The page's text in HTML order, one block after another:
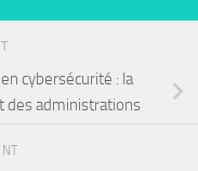
cybersécurité : la
des administrations